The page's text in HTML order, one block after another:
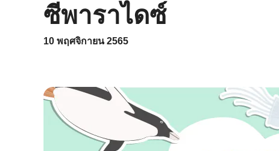
ซีพาราไดซ์
10 พฤศจิกายน 2565